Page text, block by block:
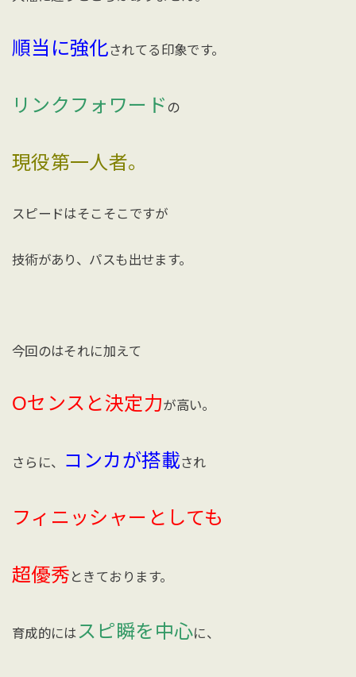
順当に強化されてる印象です。
リンクフォワード の
現役第一人者。
スピードはそこそこですが
技術があり、パスも出せます。
今回のはそれに加えて
Oセンスと決定力が高い。
さらに、 コンカが搭載され
フィニッシャーとしても
超優秀 ときております。
育成的にはスピ瞬を中心に、